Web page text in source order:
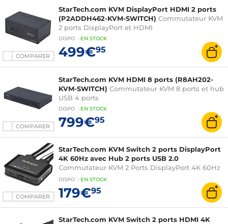
COMPARER
StarTech.com KVM DisplayPort HDMI 2 ports
(P2ADDH462-KVM-SWITCH) Commutateur KVM
2 ports DisplayPort et HDMI
DISPO : EN STOCK
499€95
COMPARER
StarTech.com KVM HDMI 8 ports (R8AH202-
KVM-SWITCH) Commutateur KVM 8 ports et hub
USB 4 ports
DISPO : EN STOCK
799€95
COMPARER
StarTech.com KVM Switch 2 ports DisplayPort
4K 60Hz avec Hub 2 ports USB 2.0
Commutateur KVM 2 Ports DisplayPort 4K 60Hz
+ Hub 2 ports USB 2.0 avec Câbles Audio, USB et
HDMI 1,2 m intégrés
DISPO : EN STOCK
179€95
StarTech.com KVM Switch 2 ports HDMI 4K